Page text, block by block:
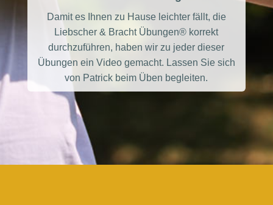
Damit es Ihnen zu Hause leichter fällt, die
Liebscher & Bracht Übungen® korrekt
durchzuführen, haben wir zu jeder dieser
Übungen ein Video gemacht. Lassen Sie sich
von Patrick beim Üben begleiten.